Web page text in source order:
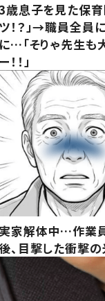
歳息子を見た保
ツ！？」→職員全員
に…「そりゃ先生も
ー！！」
実家解体中…作業
後、目撃した衝撃の